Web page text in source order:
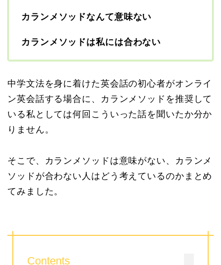
カランメソッドなんて意味ない
カランメソッドは私には合わない
中学文法を身に着けた英会話の初心者がオンライ
ン英会話する場合に、カランメソッドを推奨して
いる私としては何回こういった話を聞いたか分か
りません。
そこで、カランメソッドは意味がない、カランメ
ソッドが合わない人はどう考えているのかまとめ
てみました。
Contents